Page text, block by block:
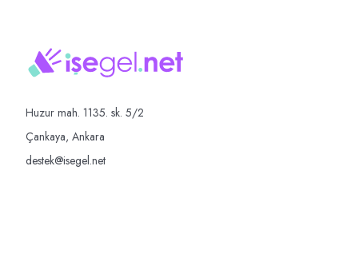
Huzur mah. 1135. sk. 5/2
Çankaya, Ankara
destek@isegel.net